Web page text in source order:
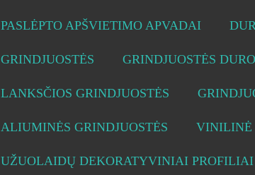
PASLĖPTO APŠVIETIMO APVADAI
GRINDJUOSTĖS GRINDJUOSTĖS
LANKSČIOS GRINDJUOSTĖS
ALIUMINĖS GRINDJUOSTĖS VINILINĖ
UŽUOLAIDŲ DEKORATYVINIAI PROFILIAI